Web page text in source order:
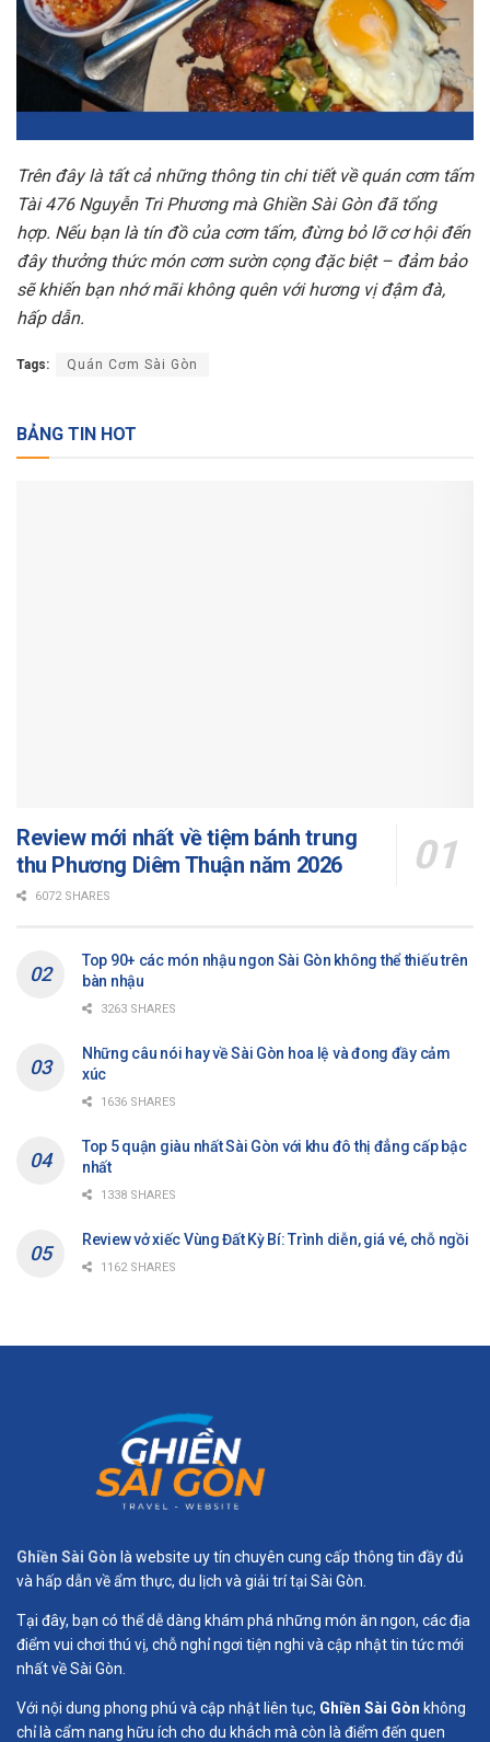
Trên đây là tất cả những thông tin chi tiết về quán cơm tấm
Tài 476 Nguyễn Tri Phương mà Ghiền Sài Gòn đã tổng
hợp. Nếu bạn là tín đồ của cơm tấm, đừng bỏ lỡ cơ hội đến
đây thưởng thức món cơm sườn cọng đặc biệt – đảm bảo
sẽ khiến bạn nhớ mãi không quên với hương vị đậm đà,
hấp dẫn.
Tags: Quán Cơm Sài Gòn
BẢNG TIN HOT
Review mới nhất về tiệm bánh trung
thu Phương Diêm Thuận năm 2026
6072 SHARES
Top 90+ các món nhậu ngon Sài Gòn không thể thiếu trên
bàn nhậu
3263 SHARES
Những câu nói hay về Sài Gòn hoa lệ và đong đầy cảm
xúc
1636 SHARES
Top 5 quận giàu nhất Sài Gòn với khu đô thị đẳng cấp bậc
nhất
1338 SHARES
Review vở xiếc Vùng Đất Kỳ Bí: Trình diễn, giá vé, chỗ ngồi
1162 SHARES
Ghiền Sài Gòn là website uy tín chuyên cung cấp thông tin đầy đủ
và hấp dẫn về ẩm thực, du lịch và giải trí tại Sài Gòn.
Tại đây, bạn có thể dễ dàng khám phá những món ăn ngon, các địa
điểm vui chơi thú vị, chỗ nghỉ ngơi tiện nghi và cập nhật tin tức mới
nhất về Sài Gòn.
Với nội dung phong phú và cập nhật liên tục, Ghiền Sài Gòn không
chỉ là cẩm nang hữu ích cho du khách mà còn là điểm đến quen